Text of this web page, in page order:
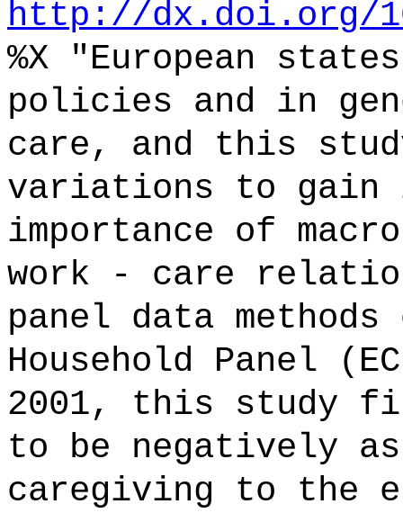
http://dx.doi.org/
%X "European
policies and in
care, and this
variations to
importance of
work - care
panel data methods
Household Panel
2001, this study
to be negatively
caregiving to the